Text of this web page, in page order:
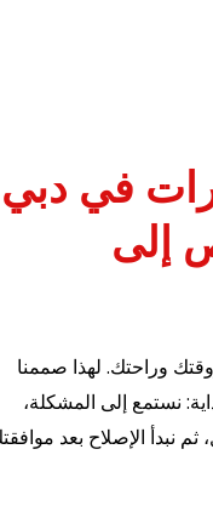
في دبي
إلى
وراحتك. لهذا صممنا
نستمع إلى المشكلة،
نبدأ الإصلاح بعد